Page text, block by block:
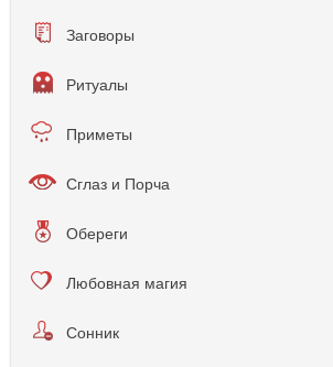
Заговоры
Ритуалы
Приметы
Сглаз и Порча
Обереги
Любовная магия
Сонник